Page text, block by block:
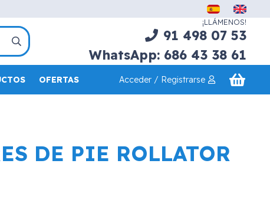
¡LLÁMENOS!
91 498 07 53
WhatsApp: 686 43 38 61
OFERTAS Acceder / Registrarse
DE PIE ROLLATOR